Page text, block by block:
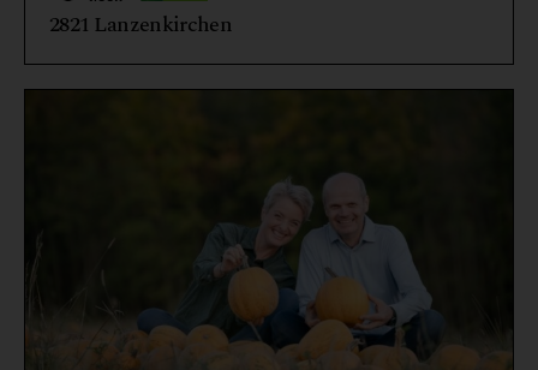
VEGETARISCHE + VEGANE ERZEUGNISSE
WILDFLEISCH + WILDFLEISCHERZEUGNISSE
2821 Lanzenkirchen